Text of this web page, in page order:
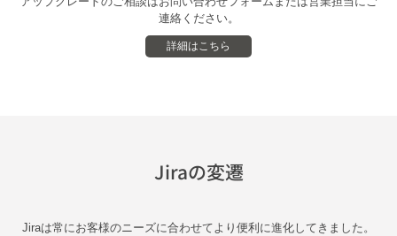
連絡ください。
詳細はこちら
Jiraの変遷
Jiraは常にお客様のニーズに合わせてより便利に進化してきました。